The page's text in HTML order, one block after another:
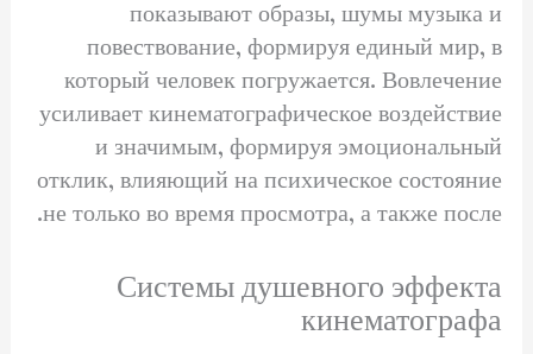
показывают образы, шумы музыка и
повествование, формируя единый мир, в
который человек погружается. Вовлечение
усиливает кинематографическое воздействие
и значимым, формируя эмоциональный
отклик, влияющий на психическое состояние
не только во время просмотра, а также после.
Системы душевного эффекта
кинематографа